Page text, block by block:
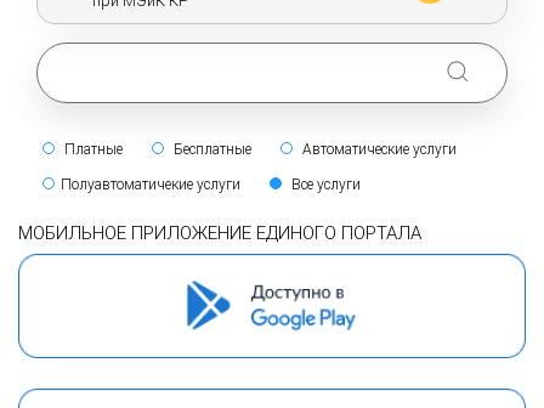
Платные Бесплатные Автоматические услуги
Полуавтоматичекие услуги Все услуги
МОБИЛЬНОЕ ПРИЛОЖЕНИЕ ЕДИНОГО ПОРТАЛА